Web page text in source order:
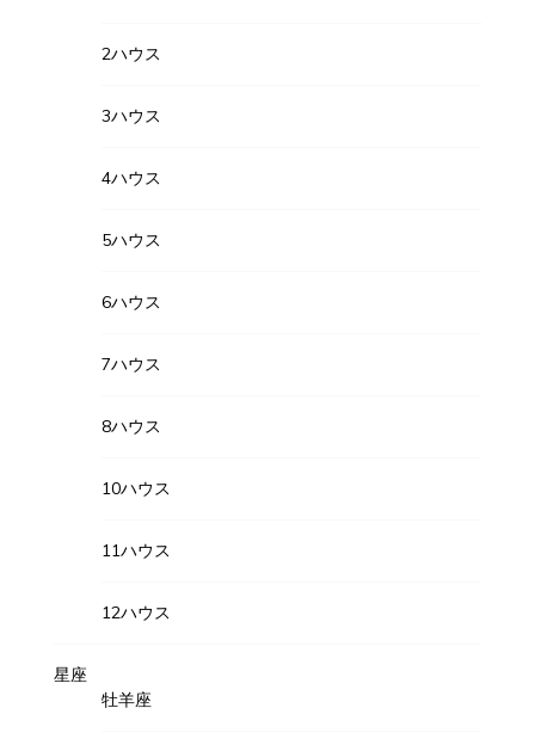
2ハウス
3ハウス
4ハウス
5ハウス
6ハウス
7ハウス
8ハウス
10ハウス
11ハウス
12ハウス
星座
牡羊座